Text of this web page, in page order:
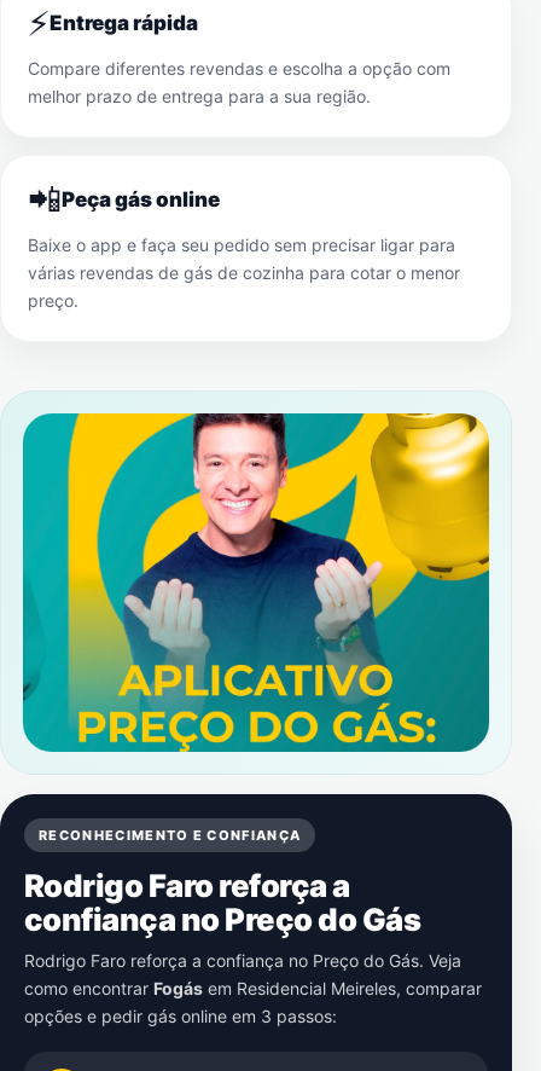
⚡Entrega rápida
Compare diferentes revendas e escolha a opção com
melhor prazo de entrega para a sua região.
📲Peça gás online
Baixe o app e faça seu pedido sem precisar ligar para
várias revendas de gás de cozinha para cotar o menor
preço.
RECONHECIMENTO E CONFIANÇA
Rodrigo Faro reforça a
confiança no Preço do Gás
Rodrigo Faro reforça a confiança no Preço do Gás. Veja
como encontrar Fogás em Residencial Meireles, comparar
opções e pedir gás online em 3 passos: